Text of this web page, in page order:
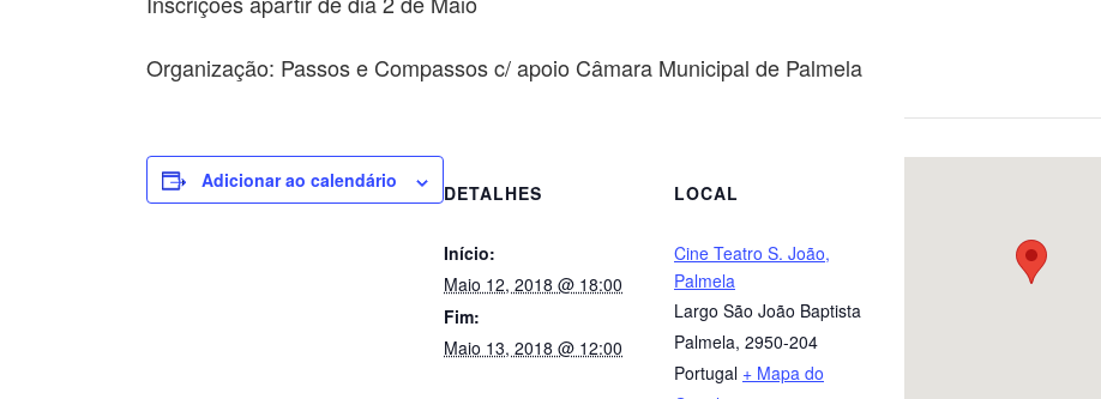
Organização: Passos e Compassos c/ apoio Câmara Municipal de Palmela
Adicionar ao calendário
DETALHES
Início:
Maio 12, 2018 @ 18:00
Fim:
Maio 13, 2018 @ 12:00
LOCAL
Cine Teatro S. João,
Palmela
Largo São João Baptista
Palmela, 2950-204
Portugal + Mapa do